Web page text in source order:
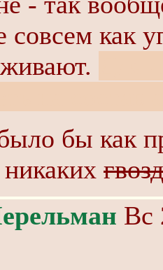
совсем как
бы как
Вс